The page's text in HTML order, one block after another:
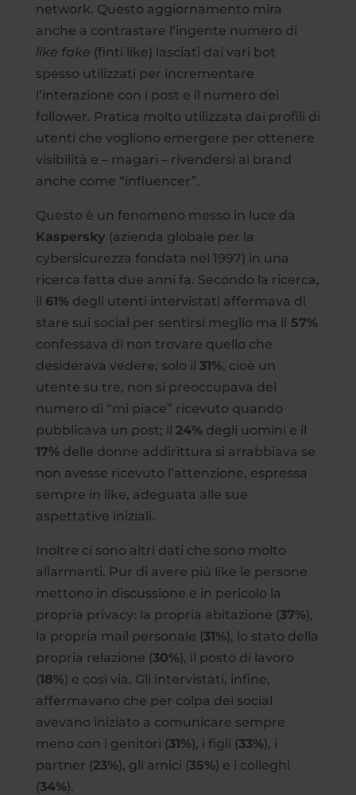
network. Questo aggiornamento mira
anche a contrastare l’ingente numero di
like fake (finti like) lasciati dai vari bot
spesso utilizzati per incrementare
l’interazione con i post e il numero dei
follower. Pratica molto utilizzata dai profili di
utenti che vogliono emergere per ottenere
visibilità e – magari – rivendersi ai brand
anche come “influencer”.
Questo è un fenomeno messo in luce da
Kaspersky (azienda globale per la
cybersicurezza fondata nel 1997) in una
ricerca fatta due anni fa. Secondo la ricerca,
il 61% degli utenti intervistati affermava di
stare sui social per sentirsi meglio ma il 57%
confessava di non trovare quello che
desiderava vedere; solo il 31%, cioè un
utente su tre, non si preoccupava del
numero di “mi piace” ricevuto quando
pubblicava un post; il 24% degli uomini e il
17% delle donne addirittura si arrabbiava se
non avesse ricevuto l’attenzione, espressa
sempre in like, adeguata alle sue
aspettative iniziali.
Inoltre ci sono altri dati che sono molto
allarmanti. Pur di avere più like le persone
mettono in discussione e in pericolo la
propria privacy: la propria abitazione (37%),
la propria mail personale (31%), lo stato della
propria relazione (30%), il posto di lavoro
(18%) e così via. Gli intervistati, infine,
affermavano che per colpa dei social
avevano iniziato a comunicare sempre
meno con i genitori (31%), i figli (33%), i
partner (23%), gli amici (35%) e i colleghi
(34%).